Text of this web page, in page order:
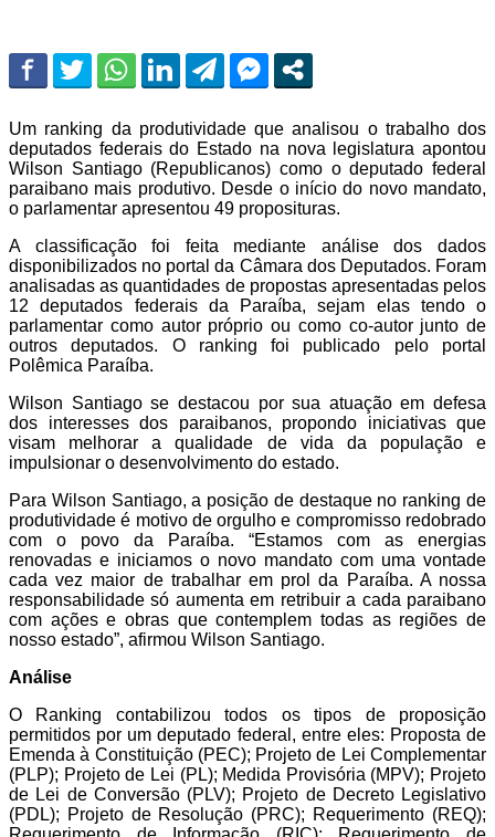
Um ranking da produtividade que analisou o trabalho dos
deputados federais do Estado na nova legislatura apontou
Wilson Santiago (Republicanos) como o deputado federal
paraibano mais produtivo. Desde o início do novo mandato,
o parlamentar apresentou 49 proposituras.
A classificação foi feita mediante análise dos dados
disponibilizados no portal da Câmara dos Deputados. Foram
analisadas as quantidades de propostas apresentadas pelos
12 deputados federais da Paraíba, sejam elas tendo o
parlamentar como autor próprio ou como co-autor junto de
outros deputados. O ranking foi publicado pelo portal
Polêmica Paraíba.
Wilson Santiago se destacou por sua atuação em defesa
dos interesses dos paraibanos, propondo iniciativas que
visam melhorar a qualidade de vida da população e
impulsionar o desenvolvimento do estado.
Para Wilson Santiago, a posição de destaque no ranking de
produtividade é motivo de orgulho e compromisso redobrado
com o povo da Paraíba. “Estamos com as energias
renovadas e iniciamos o novo mandato com uma vontade
cada vez maior de trabalhar em prol da Paraíba. A nossa
responsabilidade só aumenta em retribuir a cada paraibano
com ações e obras que contemplem todas as regiões de
nosso estado”, afirmou Wilson Santiago.
Análise
O Ranking contabilizou todos os tipos de proposição
permitidos por um deputado federal, entre eles: Proposta de
Emenda à Constituição (PEC); Projeto de Lei Complementar
(PLP); Projeto de Lei (PL); Medida Provisória (MPV); Projeto
de Lei de Conversão (PLV); Projeto de Decreto Legislativo
(PDL); Projeto de Resolução (PRC); Requerimento (REQ);